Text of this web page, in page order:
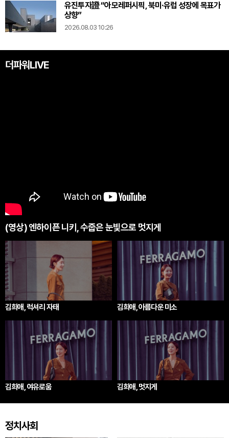
유진투자證 “아모레퍼시픽, 북미·유럽 성장에 목표가
상향”
2026.08.03 10:26
더파워LIVE
(영상) 엔하이픈 니키, 수줍은 눈빛으로 멋지게
김희애, 럭셔리 자태 김희애, 아름다운 미소
김희애, 여유로움 김희애, 멋지게
정치사회